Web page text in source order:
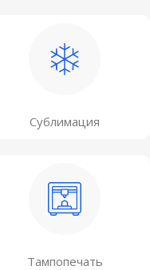
Сублимация
Тампопечать